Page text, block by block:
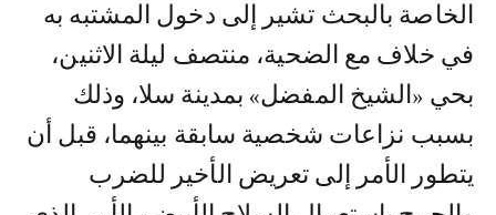
الخاصة بالبحث تشير إلى دخول المشتبه به
في خلاف مع الضحية، منتصف ليلة الاثنين،
بحي «الشيخ المفضل» بمدينة سلا، وذلك
بسبب نزاعات شخصية سابقة بينهما، قبل أن
يتطور الأمر إلى تعريض الأخير للضرب